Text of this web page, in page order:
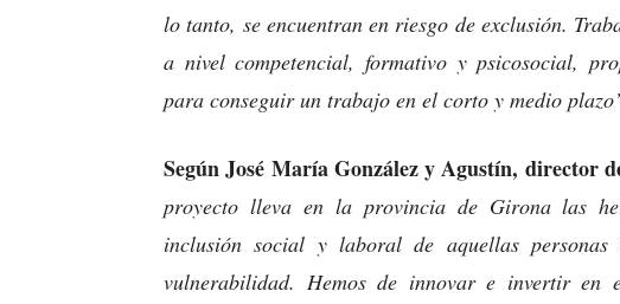
lo tanto, se encuentran en riesgo de exclusión.
a nivel competencial, formativo y psicosocial,
para conseguir un trabajo en el corto y medio
Según José María González y Agustín, director
proyecto lleva en la provincia de Girona las
inclusión social y laboral de aquellas
vulnerabilidad. Hemos de innovar e invertir en